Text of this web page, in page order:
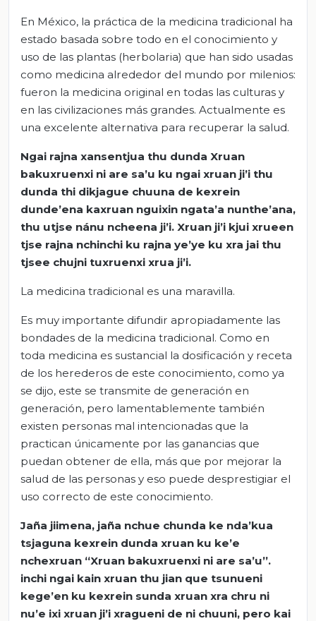
En México, la práctica de la medicina tradicional ha
estado basada sobre todo en el conocimiento y
uso de las plantas (herbolaria) que han sido usadas
como medicina alrededor del mundo por milenios:
fueron la medicina original en todas las culturas y
en las civilizaciones más grandes. Actualmente es
una excelente alternativa para recuperar la salud.
Ngai rajna xansentjua thu dunda Xruan
bakuxruenxi ni are sa’u ku ngai xruan ji’i thu
dunda thi dikjague chuuna de kexrein
dunde’ena kaxruan nguixin ngata’a nunthe’ana,
thu utjse nánu ncheena ji’i. Xruan ji’i kjui xrueen
tjse rajna nchinchi ku rajna ye’ye ku xra jai thu
tjsee chujni tuxruenxi xrua ji’i.
La medicina tradicional es una maravilla.
Es muy importante difundir apropiadamente las
bondades de la medicina tradicional. Como en
toda medicina es sustancial la dosificación y receta
de los herederos de este conocimiento, como ya
se dijo, este se transmite de generación en
generación, pero lamentablemente también
existen personas mal intencionadas que la
practican únicamente por las ganancias que
puedan obtener de ella, más que por mejorar la
salud de las personas y eso puede desprestigiar el
uso correcto de este conocimiento.
Jaña jiimena, jaña nchue chunda ke nda’kua
tsjaguna kexrein dunda xruan ku ke’e
nchexruan “Xruan bakuxruenxi ni are sa’u”.
inchi ngai kain xruan thu jian que tsunueni
kege’en ku kexrein sunda xruan xra chru ni
nu’e ixi xruan ji’i xragueni de ni chuuni, pero kai